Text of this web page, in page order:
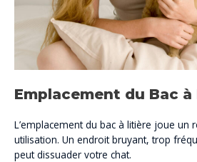
Emplacement du Bac
L’emplacement du bac à litière joue un
utilisation. Un endroit bruyant, trop
peut dissuader votre chat.